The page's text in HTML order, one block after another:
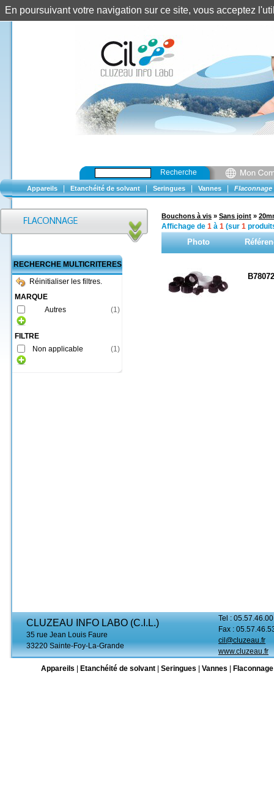
Recherche
Appareils Etanchéité de solvant Seringues Vannes Flaconnage
RECHERCHE MULTICRITERES
Réinitialiser les filtres.
MARQUE
Autres
(1)
FILTRE
Non applicable
(1)
Bouchons à vis » Sans joint »
Affichage de 1 à 1 (sur 1
Photo
CLUZEAU INFO LABO (C.I.L.)
35 rue Jean Louis Faure
33220 Sainte-Foy-La-Grande
Tel :
Fax :
cil@cluzeau.fr
www.cluzeau.fr
Appareils
Etanchéité de solvant Seringues Vannes Flaconnage
En poursuivant votre navigation sur ce site, vous acceptez